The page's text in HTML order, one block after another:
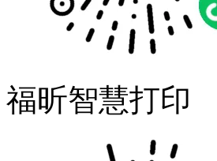
福昕智慧打印